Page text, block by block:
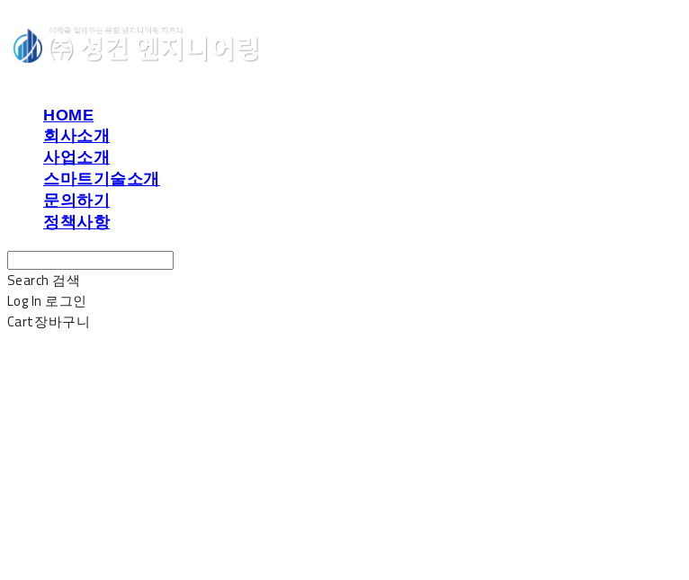
HOME
회사소개
사업소개
스마트기술소개
문의하기
정책사항
Search 검색
Log In 로그인
Cart장바구니